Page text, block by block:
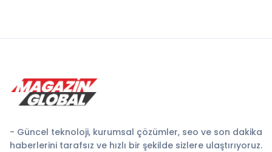
- Güncel teknoloji, kurumsal çözümler, seo ve son dakika
haberlerini tarafsız ve hızlı bir şekilde sizlere ulaştırıyoruz.